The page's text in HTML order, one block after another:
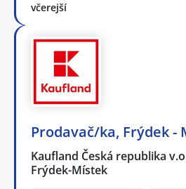
včerejší
Prodavač/ka, Frýdek -
Kaufland Česká republika
Frýdek-Místek